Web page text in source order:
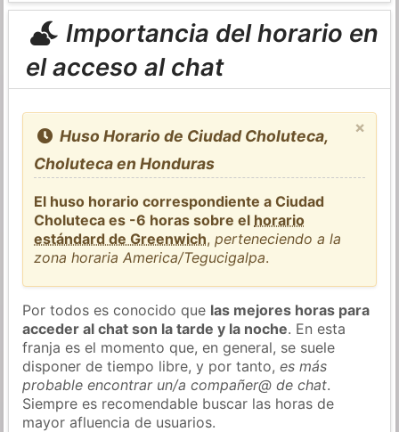
Importancia del horario en
el acceso al chat
×
Huso Horario de Ciudad Choluteca,
Choluteca en Honduras
El huso horario correspondiente a Ciudad
Choluteca es -6 horas sobre el horario
estándard de Greenwich,perteneciendo a la
zona horaria America/Tegucigalpa.
Por todos es conocido que las mejores horas para
acceder al chat son la tarde y la noche. En esta
franja es el momento que, en general, se suele
disponer de tiempo libre, y por tanto,es más
probable encontrar un/a compañer@ de chat.
Siempre es recomendable buscar las horas de
mayor afluencia de usuarios.